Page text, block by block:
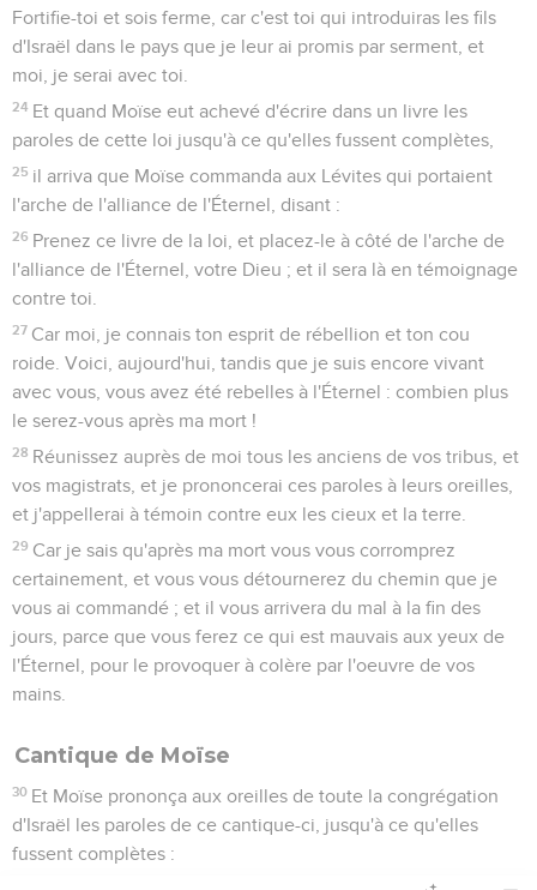
Fortifie-toi et sois ferme, car c'est toi qui introduiras les fils
d'Israël dans le pays que je leur ai promis par serment, et
moi, je serai avec toi.
24 Et quand Moïse eut achevé d'écrire dans un livre les
paroles de cette loi jusqu'à ce qu'elles fussent complètes,
25 il arriva que Moïse commanda aux Lévites qui portaient
l'arche de l'alliance de l'Éternel, disant :
26 Prenez ce livre de la loi, et placez-le à côté de l'arche de
l'alliance de l'Éternel, votre Dieu ; et il sera là en témoignage
contre toi.
27 Car moi, je connais ton esprit de rébellion et ton cou
roide. Voici, aujourd'hui, tandis que je suis encore vivant
avec vous, vous avez été rebelles à l'Éternel : combien plus
le serez-vous après ma mort !
28 Réunissez auprès de moi tous les anciens de vos tribus, et
vos magistrats, et je prononcerai ces paroles à leurs oreilles,
et j'appellerai à témoin contre eux les cieux et la terre.
29 Car je sais qu'après ma mort vous vous corromprez
certainement, et vous vous détournerez du chemin que je
vous ai commandé ; et il vous arrivera du mal à la fin des
jours, parce que vous ferez ce qui est mauvais aux yeux de
l'Éternel, pour le provoquer à colère par l'oeuvre de vos
mains.
Cantique de Moïse
30 Et Moïse prononça aux oreilles de toute la congrégation
d'Israël les paroles de ce cantique-ci, jusqu'à ce qu'elles
fussent complètes :